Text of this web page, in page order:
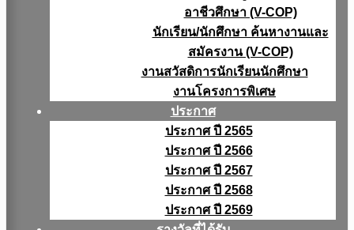
อาชีวศึกษา (V-COP)
นักเรียน/นักศึกษา ค้นหางานและ
สมัครงาน (V-COP)
งานสวัสดิการนักเรียนนักศึกษา
งานโครงการพิเศษ
ประกาศ
ประกาศ ปี 2565
ประกาศ ปี 2566
ประกาศ ปี 2567
ประกาศ ปี 2568
ประกาศ ปี 2569